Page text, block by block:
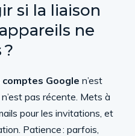
si la liaison
ne
comptes Google n’est
pas récente. Mets à
pour les invitations, et
Patience : parfois,